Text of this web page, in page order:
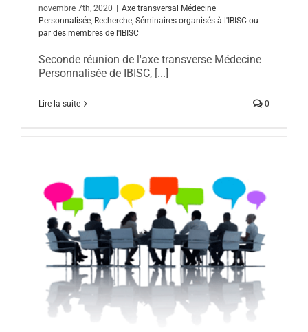
novembre 7th, 2020
Axe transversal Médecine
Personnalisée, Recherche, Séminaires organisés à l'IBISC ou
par des membres de l'IBISC
Seconde réunion de l'axe transverse Médecine
Personnalisée de IBISC, [...]
Lire la suite 0